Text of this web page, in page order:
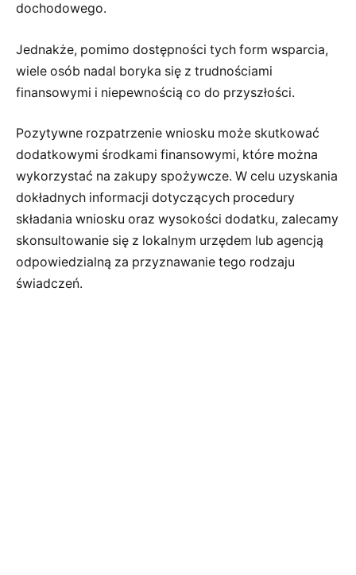
dochodowego.
Jednakże, pomimo dostępności tych form wsparcia,
wiele osób nadal boryka się z trudnościami
finansowymi i niepewnością co do przyszłości.
Pozytywne rozpatrzenie wniosku może skutkować
dodatkowymi środkami finansowymi, które można
wykorzystać na zakupy spożywcze. W celu uzyskania
dokładnych informacji dotyczących procedury
składania wniosku oraz wysokości dodatku, zalecamy
skonsultowanie się z lokalnym urzędem lub agencją
odpowiedzialną za przyznawanie tego rodzaju
świadczeń.